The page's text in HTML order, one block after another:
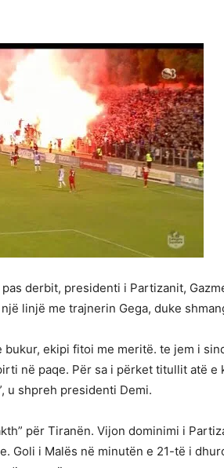
derbit, presidenti i Partizanit,
linjë me trajnerin Gega, duke
bukur, ekipi fitoi me meritë. te jem i
në paqe. Për sa i përket titullit atë e
u shpreh presidenti Demi.
për Tiranën. Vijon dominimi i
Goli i Malës në minutën e 21-të i